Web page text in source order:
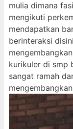
mulia dimana
mengikuti
mendapatkan
berinteraksi
kurikuler di smp
sangat ramah